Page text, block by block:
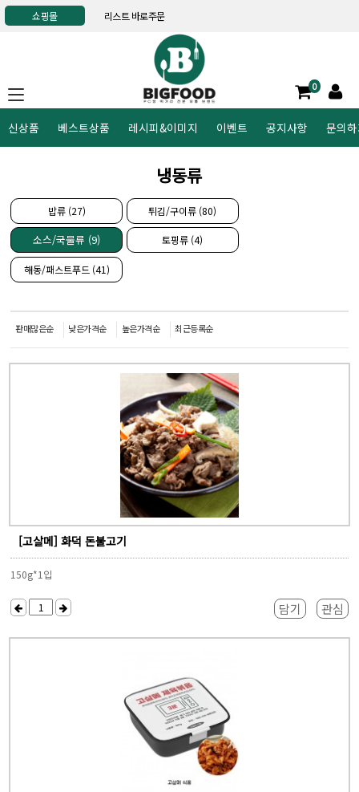
쇼핑몰 리스트 바로주문
0
신상품 베스트상품 레시피&이미지 이벤트 공지사항 문의
냉동류
밥류 (27) 튀김/구이류 (80)
소스/국물류 (9) 토핑류 (4)
해동/패스트푸드 (41)
판매많은순 낮은가격순 높은가격순 최근등록순
[고살메] 화덕 돈불고기
150g*1입
담기 관심